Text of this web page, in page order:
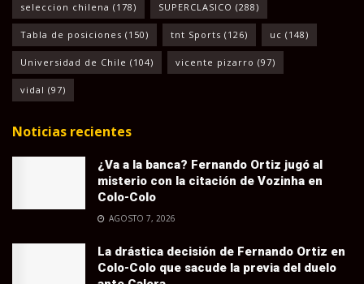
seleccion chilena (178) SUPERCLASICO (288)
Tabla de posiciones (150) tnt Sports (126) uc (148)
Universidad de Chile (104) vicente pizarro (97)
vidal (97)
Noticias recientes
¿Va a la banca? Fernando Ortiz jugó al
misterio con la citación de Vozinha en
Colo-Colo
AGOSTO 7, 2026
La drástica decisión de Fernando Ortiz en
Colo-Colo que sacude la previa del duelo